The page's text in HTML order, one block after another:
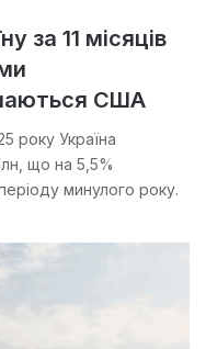
за 11 місяців
США
року Україна
що на 5,5%
минулого року.